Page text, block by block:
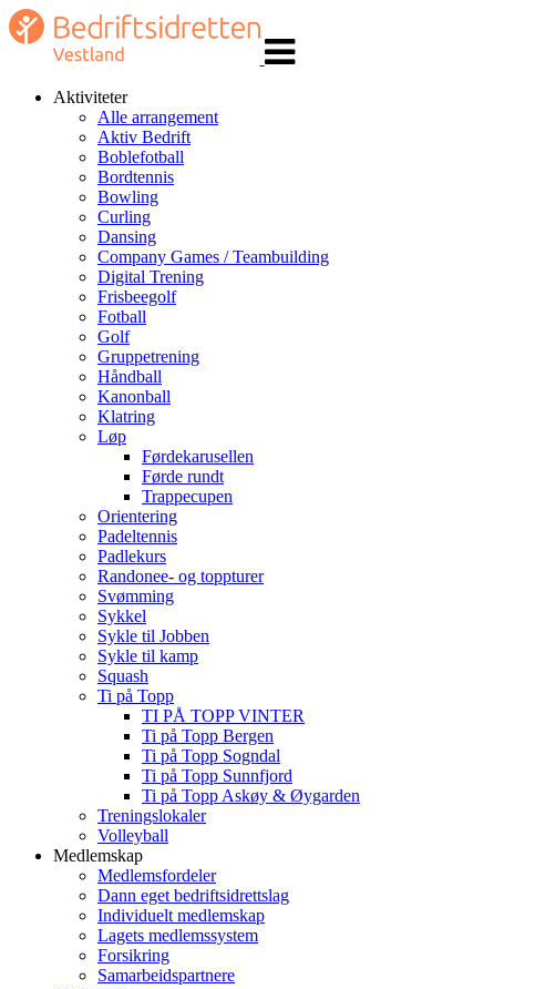
navigasjon
Aktiviteter
Alle arrangement
Aktiv Bedrift
Boblefotball
Bordtennis
Bowling
Curling
Dansing
Company Games / Teambuilding
Digital Trening
Frisbeegolf
Fotball
Golf
Gruppetrening
Håndball
Kanonball
Klatring
Løp
Førdekarusellen
Førde rundt
Trappecupen
Orientering
Padeltennis
Padlekurs
Randonee- og toppturer
Svømming
Sykkel
Sykle til Jobben
Sykle til kamp
Squash
Ti på Topp
TI PÅ TOPP VINTER
Ti på Topp Bergen
Ti på Topp Sogndal
Ti på Topp Sunnfjord
Ti på Topp Askøy & Øygarden
Treningslokaler
Volleyball
Medlemskap
Medlemsfordeler
Dann eget bedriftsidrettslag
Individuelt medlemskap
Lagets medlemssystem
Forsikring
Samarbeidspartnere